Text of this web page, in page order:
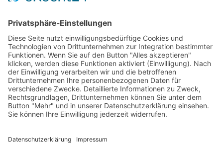
Aqua Fitness
FDM – Faszien-Distorsions-Modell
Zumba Gold
Rückbildungsgymnastik
Kinder Therapie
Krankengymnastik nach Vojta für Kinder
Krankengymnastik nach Bobath für Kinder
Krankengymnastik für Kinder
Karriere